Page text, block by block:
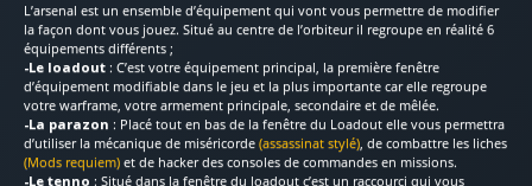
L’arsenal est un ensemble d’équipement qui vont vous permettre de modifier
la façon dont vous jouez. Situé au centre de l’orbiteur il regroupe en réalité 6
équipements différents ;
-Le loadout : C’est votre équipement principal, la première fenêtre
d’équipement modifiable dans le jeu et la plus importante car elle regroupe
votre warframe, votre armement principale, secondaire et de mêlée.
-La parazon : Placé tout en bas de la fenêtre du Loadout elle vous permettra
d’utiliser la mécanique de miséricorde (assassinat stylé), de combattre les liches
(Mods requiem) et de hacker des consoles de commandes en missions.
-Le tenno : Situé dans la fenêtre du loadout c’est un raccourci qui vous